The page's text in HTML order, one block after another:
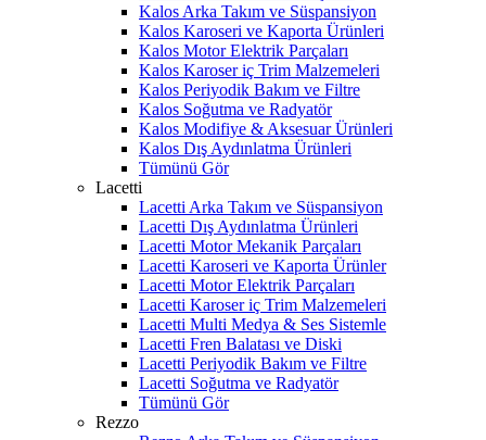
Kalos Arka Takım ve Süspansiyon
Kalos Karoseri ve Kaporta Ürünleri
Kalos Motor Elektrik Parçaları
Kalos Karoser iç Trim Malzemeleri
Kalos Periyodik Bakım ve Filtre
Kalos Soğutma ve Radyatör
Kalos Modifiye & Aksesuar Ürünleri
Kalos Dış Aydınlatma Ürünleri
Tümünü Gör
Lacetti
Lacetti Arka Takım ve Süspansiyon
Lacetti Dış Aydınlatma Ürünleri
Lacetti Motor Mekanik Parçaları
Lacetti Karoseri ve Kaporta Ürünler
Lacetti Motor Elektrik Parçaları
Lacetti Karoser iç Trim Malzemeleri
Lacetti Multi Medya & Ses Sistemle
Lacetti Fren Balatası ve Diski
Lacetti Periyodik Bakım ve Filtre
Lacetti Soğutma ve Radyatör
Tümünü Gör
Rezzo